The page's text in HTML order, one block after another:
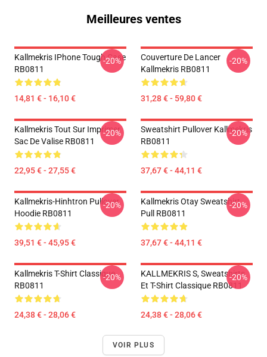
Meilleures ventes
Kallmekris IPhone Tough Case
RB0811
14,81 € - 16,10 €
-20%
Couverture De Lancer
Kallmekris RB0811
31,28 € - 59,80 €
-20%
Kallmekris Tout Sur Imprimer
Sac De Valise RB0811
22,95 € - 27,55 €
-20%
Sweatshirt Pullover Kallmekris
RB0811
37,67 € - 44,11 €
-20%
Kallmekris-Hinhtron Pullover
Hoodie RB0811
39,51 € - 45,95 €
-20%
Kallmekris Otay Sweatshirt
Pull RB0811
37,67 € - 44,11 €
-20%
Kallmekris T-Shirt Classique
RB0811
24,38 € - 28,06 €
-20%
KALLMEKRIS S, Sweatshirts
Et T-Shirt Classique RB0811
24,38 € - 28,06 €
-20%
VOIR PLUS